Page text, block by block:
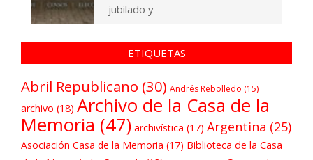
jubilado y
ETIQUETAS
Abril Republicano (30) Andrés Rebolledo (15)
archivo (18) Archivo de la Casa de la
Memoria (47) archivística (17) Argentina (25)
Asociación Casa de la Memoria (17) Biblioteca de la Casa